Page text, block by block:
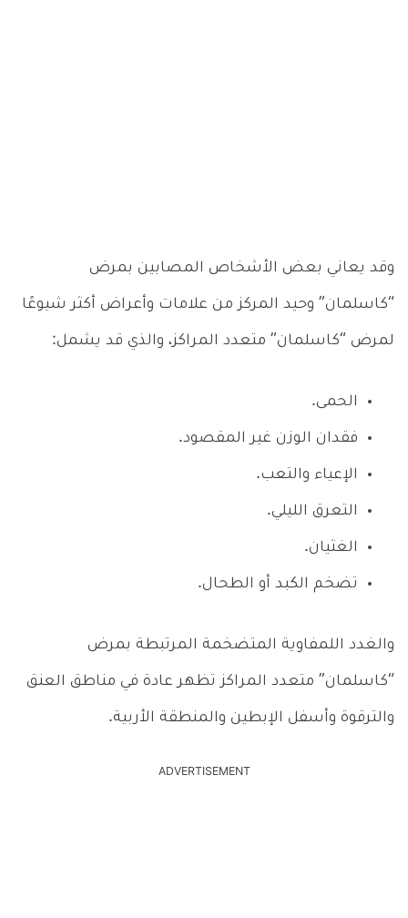
وقد يعاني بعض الأشخاص المصابين بمرض
“كاسلمان” وحيد المركز من علامات وأعراض أكثر شيوعًا
لمرض “كاسلمان” متعدد المراكز، والذي قد يشمل:
الحمى.
فقدان الوزن غير المقصود.
الإعياء والتعب.
التعرق الليلي.
الغثيان.
تضخم الكبد أو الطحال.
والغدد اللمفاوية المتضخمة المرتبطة بمرض
“كاسلمان” متعدد المراكز تظهر عادة في مناطق العنق
والترقوة وأسفل الإبطين والمنطقة الأربية.
ADVERTISEMENT